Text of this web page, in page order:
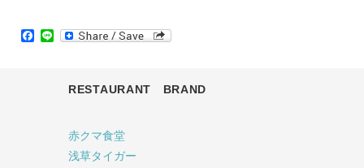
Facebook
Line
RESTAURANT BRAND
赤クマ食堂
浅草タイガー